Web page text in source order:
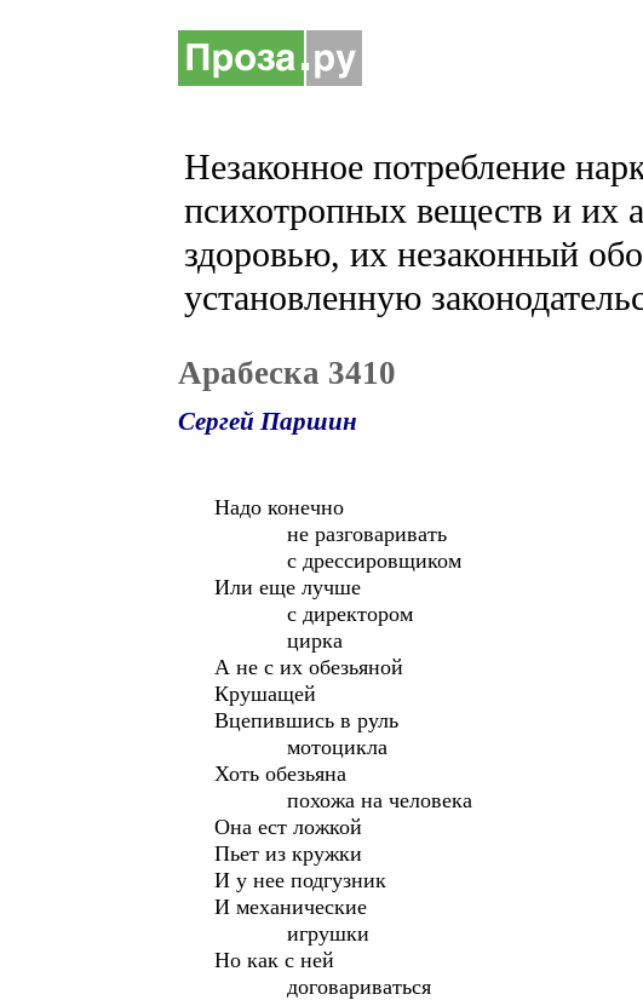
Незаконное потребление
психотропных веществ и их
здоровью, их незаконный
установленную
Арабеска 3410
Сергей Паршин
Надо конечно
не разговаривать
с дрессировщиком
Или еще лучше
с директором
цирка
А не с их обезьяной
Крушащей
Вцепившись в руль
мотоцикла
Хоть обезьяна
похожа на человека
Она ест ложкой
Пьет из кружки
И у нее подгузник
И механические
игрушки
Но как с ней
договариваться